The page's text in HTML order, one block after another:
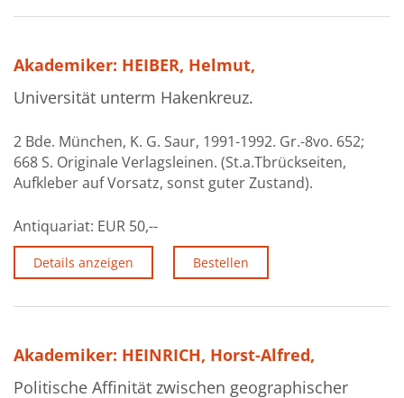
Akademiker: HEIBER, Helmut,
Universität unterm Hakenkreuz.
2 Bde. München, K. G. Saur, 1991-1992. Gr.-8vo. 652;
668 S. Originale Verlagsleinen. (St.a.Tbrückseiten,
Aufkleber auf Vorsatz, sonst guter Zustand).
Antiquariat: EUR 50,--
Details anzeigen Bestellen
Akademiker: HEINRICH, Horst-Alfred,
Politische Affinität zwischen geographischer